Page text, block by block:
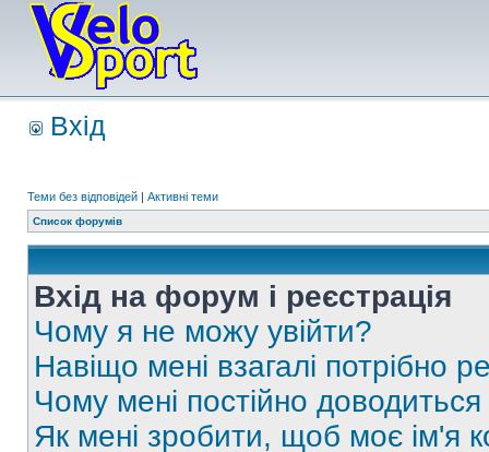
Вхід
Теми без відповідей | Активні теми
Список форумів
Вхід на форум і реєстрація
Чому я не можу увійти?
Навіщо мені взагалі потрібно
Чому мені постійно
Як мені зробити, щоб моє ім'я